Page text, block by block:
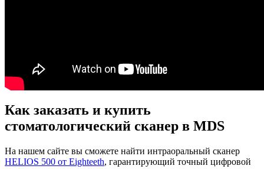
Как заказать и купить
стоматологический сканер в MDS
На нашем сайте вы сможете найти интраоральный сканер
HELIOS 500 от Eighteeth, гарантирующий точный цифровой